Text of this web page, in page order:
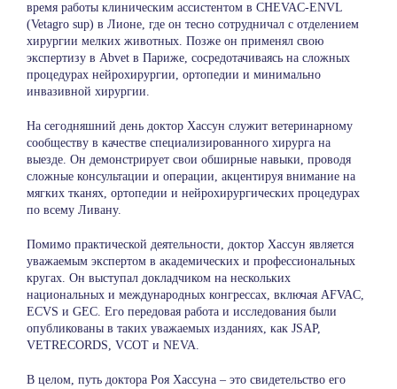
время работы клиническим ассистентом в CHEVAC-ENVL
(Vetagro sup) в Лионе, где он тесно сотрудничал с отделением
хирургии мелких животных. Позже он применял свою
экспертизу в Abvet в Париже, сосредотачиваясь на сложных
процедурах нейрохирургии, ортопедии и минимально
инвазивной хирургии.
На сегодняшний день доктор Хассун служит ветеринарному
сообществу в качестве специализированного хирурга на
выезде. Он демонстрирует свои обширные навыки, проводя
сложные консультации и операции, акцентируя внимание на
мягких тканях, ортопедии и нейрохирургических процедурах
по всему Ливану.
Помимо практической деятельности, доктор Хассун является
уважаемым экспертом в академических и профессиональных
кругах. Он выступал докладчиком на нескольких
национальных и международных конгрессах, включая AFVAC,
ECVS и GEC. Его передовая работа и исследования были
опубликованы в таких уважаемых изданиях, как JSAP,
VETRECORDS, VCOT и NEVA.
В целом, путь доктора Роя Хассуна – это свидетельство его